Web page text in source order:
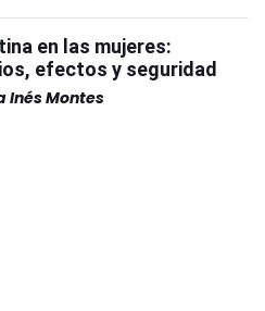
en las mujeres:
efectos y seguridad
Inés Montes